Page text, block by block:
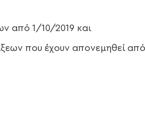
από 1/10/2019 και
που έχουν απονεμηθεί